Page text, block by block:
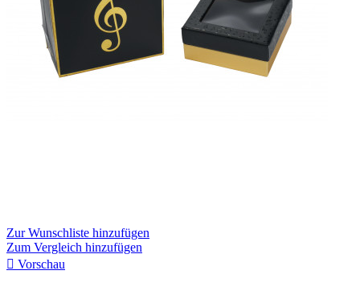
Zur Wunschliste hinzufügen
Zum Vergleich hinzufügen
 Vorschau